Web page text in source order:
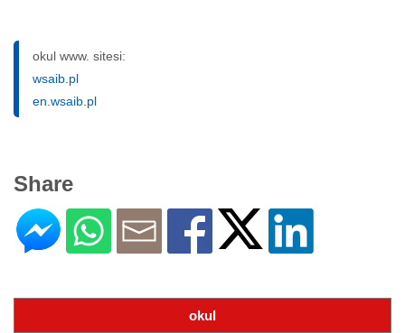
okul www. sitesi:
wsaib.pl
en.wsaib.pl
Share
okul